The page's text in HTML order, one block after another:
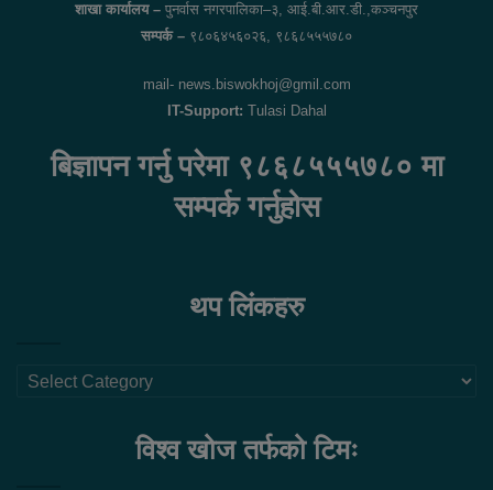
शाखा कार्यालय – पुनर्वास नगरपालिका–३, आई.बी.आर.डी.,कञ्चनपुर
सम्पर्क – ९८०६४५६०२६, ९८६८५५५७८०
mail- news.biswokhoj@gmil.com
IT-Support: Tulasi Dahal
बिज्ञापन गर्नु परेमा ९८६८५५५७८० मा
सम्पर्क गर्नुहोस
थप लिंकहरु
थप
विश्व खोज तर्फको टिमः